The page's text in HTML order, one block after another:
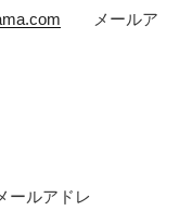
メールア
ールアドレ